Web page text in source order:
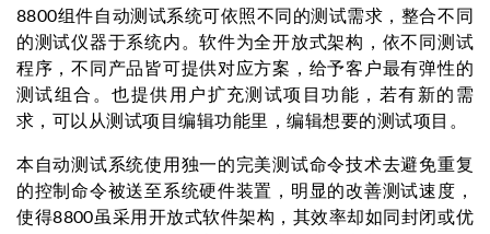
8800组件自动测试系统可依照不同的测试需求，整合不同
的测试仪器于系统内。软件为全开放式架构，依不同测试
程序，不同产品皆可提供对应方案，给予客户最有弹性的
测试组合。也提供用户扩充测试项目功能，若有新的需
求，可以从测试项目编辑功能里，编辑想要的测试项目。
本自动测试系统使用独一的完美测试命令技术去避免重复
的控制命令被送至系统硬件装置，明显的改善测试速度，
使得8800虽采用开放式软件架构，其效率却如同封闭或优